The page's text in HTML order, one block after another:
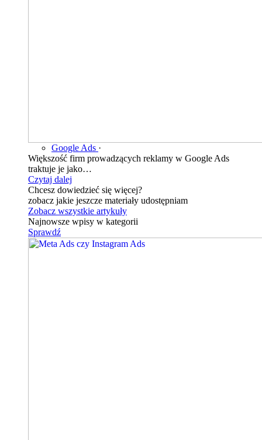
Google Ads ·
Większość firm prowadzących reklamy w Google Ads
traktuje je jako…
Czytaj dalej
Chcesz dowiedzieć się więcej?
zobacz jakie jeszcze materiały udostępniam
Zobacz wszystkie artykuły
Najnowsze wpisy w kategorii
Sprawdź